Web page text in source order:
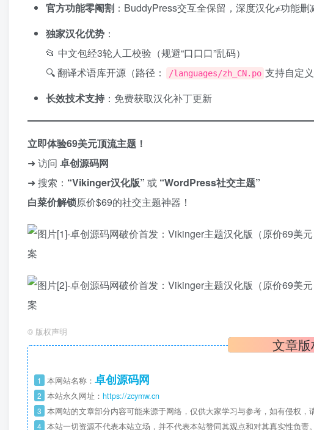
官方功能零阉割 ：BuddyPress交互全保留，深度汉化≠功能删
独家汉化优势 ：
📂 中文包经3轮人工校验（规避“口口口”乱码）
🔍 翻译术语库开源（路径：
/languages/zh_CN.po 支持自定义
长效技术支持 ：免费获取汉化补丁更新
立即体验69美元顶流主题！​
➜ 访问 ​ 卓创源码网
➜ 搜索：​ ​“Vikinger汉化版”​ 或 ​ ​“WordPress社交主题”​
白菜价解锁原价$69的社交主题神器！
© 版权声明
文章
1 本网站名称： 卓创源码网
2 本站永久网址： https://zcymw.cn
3 本网站的文章部分内容可能来源于网络，仅供大家学习与参考，如有侵权，
4 本站一切资源不代表本站立场，并不代表本站赞同其观点和对其真实性负责。